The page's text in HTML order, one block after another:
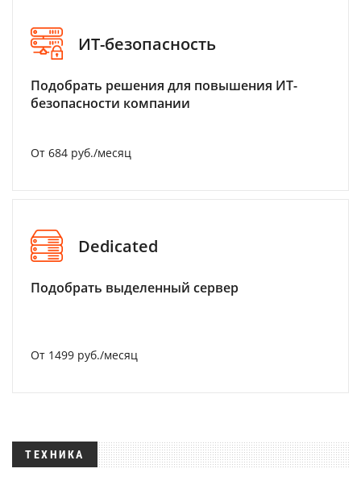
ИТ-безопасность
Подобрать решения для повышения ИТ-
безопасности компании
От 684 руб./месяц
Dedicated
Подобрать выделенный сервер
От 1499 руб./месяц
ТЕХНИКА